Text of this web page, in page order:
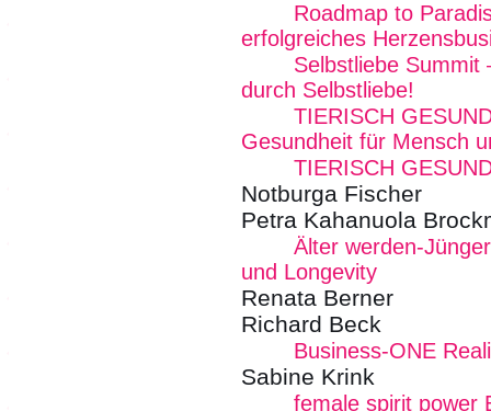
Roadmap to
erfolgreiches
Selbstliebe Summit
durch Selbstliebe!
TIERISCH
Gesundheit für Mensch
TIERISCH
Notburga Fischer
Petra Kahanuola
Älter werden-
und Longevity
Renata Berner
Richard Beck
Business-ONE
Sabine Krink
female spirit power